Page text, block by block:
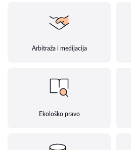
Arbitraža i medijacija
Ekološko pravo